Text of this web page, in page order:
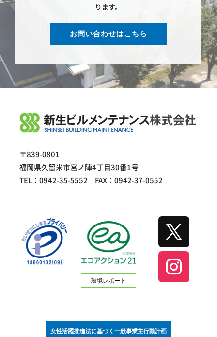
ります。
お問い合わせはこちら
〒839-0801
福岡県久留米市宮ノ陣4丁目30番1号
TEL：0942-35-5552 FAX：0942-37-0552
環境レポート
女性活躍推進法に基づく一般事業主行動計画